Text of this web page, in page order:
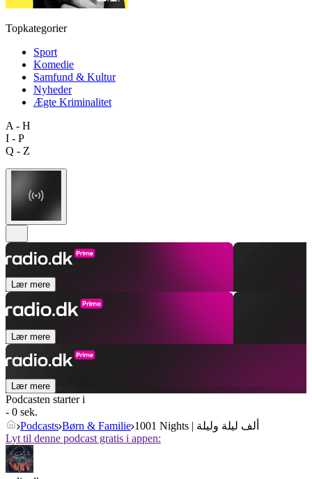
Topkategorier
Sport
Komedie
Samfund & Kultur
Nyheder
Ægte Kriminalitet
A - H
I - P
Q - Z
Lær mere
Lær mere
Lær mere
Podcasten starter i
- 0 sek.
Podcasts Børn & Familie
1001 Nights | ألف ليلة وليلة
Lyt til denne podcast gratis i appen: